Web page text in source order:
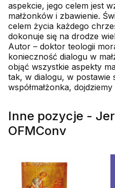
aspekcie, jego celem jest
małżonków i zbawienie.
celem życia każdego
dokonuje się na drodze
Autor – doktor teologii
konieczność dialogu w
objąć wszystkie aspekty
tak, w dialogu, w postawie
współmałżonka,
Inne pozycje -
OFMConv